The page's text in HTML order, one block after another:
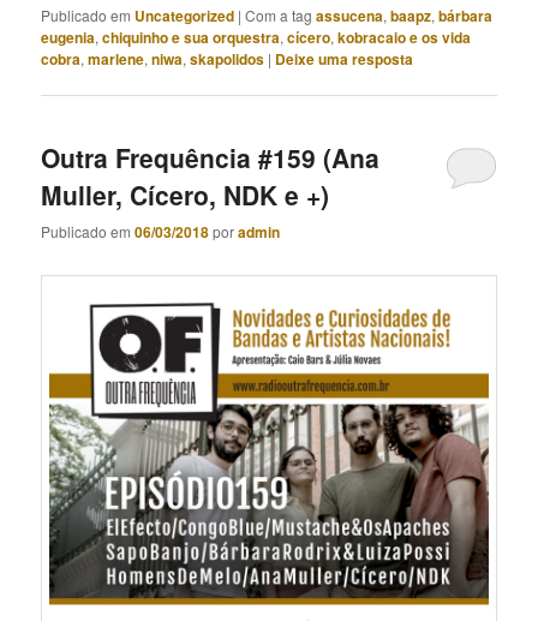
Publicado em Uncategorized |Com a tagassucena,baapz,bárbara
eugenia,chiquinho e sua orquestra,cícero,kobracaio e os vida
cobra,marlene,niwa,skapolidos | Deixe uma resposta
Outra Frequência #159 (Ana
Muller, Cícero, NDK e +)
Publicado em06/03/2018poradmin